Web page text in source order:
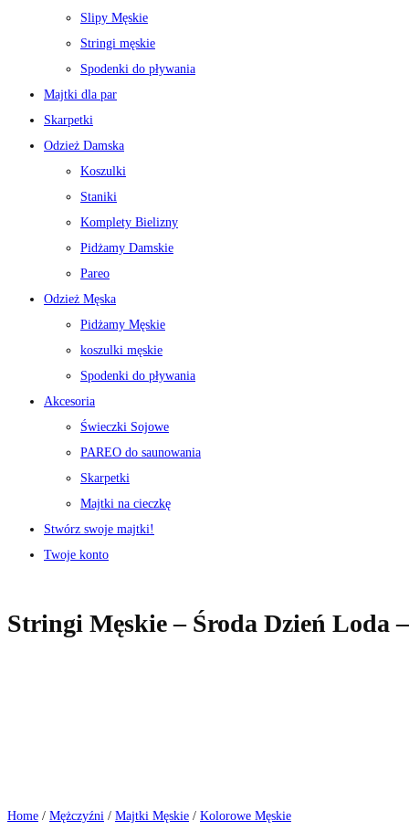
Slipy Męskie
Stringi męskie
Spodenki do pływania
Majtki dla par
Skarpetki
Odzież Damska
Koszulki
Staniki
Komplety Bielizny
Pidżamy Damskie
Pareo
Odzież Męska
Pidżamy Męskie
koszulki męskie
Spodenki do pływania
Akcesoria
Świeczki Sojowe
PAREO do saunowania
Skarpetki
Majtki na cieczkę
Stwórz swoje majtki!
Twoje konto
Stringi Męskie – Środa Dzień Loda
Home / Mężczyźni / Majtki Męskie / Kolorowe Męskie